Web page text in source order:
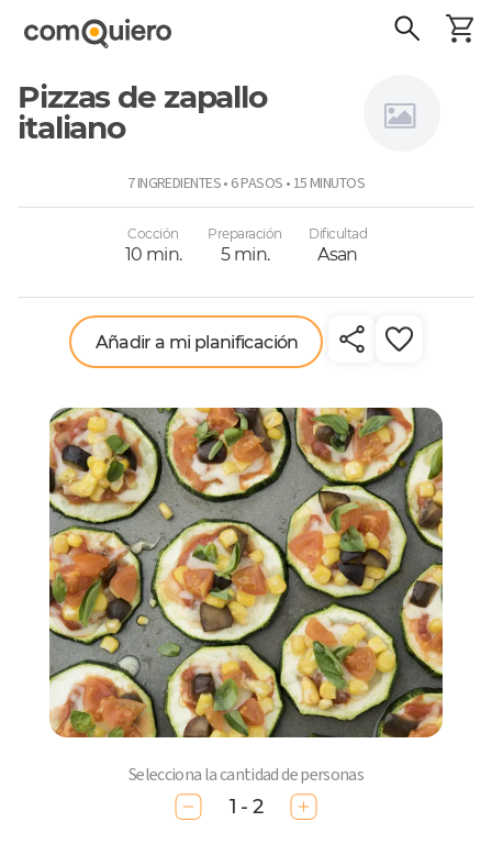
Pizzas de zapallo
italiano
7 INGREDIENTES • 6 PASOS • 15 MINUTOS
Cocción
10 min.
Preparación
5 min.
Dificultad
Asan
Añadir a mi planificación
Selecciona la cantidad de personas
1 - 2